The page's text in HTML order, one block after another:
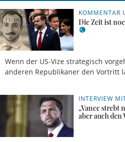
KOMMENTAR
Die Zeit ist
Wenn der US-Vize strategisch
anderen Republikaner den Vortritt
06.08.2026,
11 Uhr
Maximilian
Lutz
INTERVIEW
„Vance strebt
aber auch
06.08.2026,
07 Uhr
Maximilian
Lutz